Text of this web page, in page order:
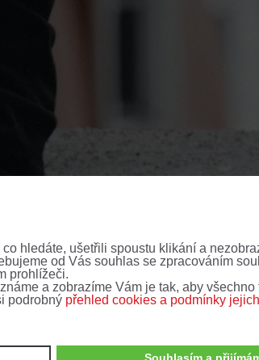
hledáte, ušetřili spoustu klikání a
od Vás souhlas se zpracováním
prohlížeči.
a zobrazíme Vám je tak, aby všechno
podrobný přehled cookies a podmínky